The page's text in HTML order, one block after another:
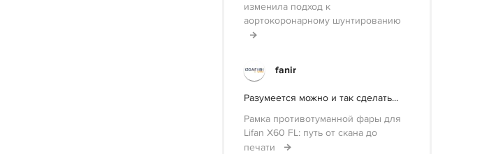
изменила подход к
аортокоронарному шунтированию
fanir
Разумеется можно и так сделать...
Рамка противотуманной фары для
Lifan X60 FL: путь от скана до
печати